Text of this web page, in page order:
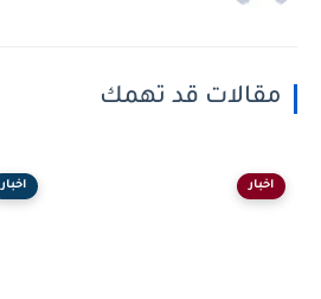
مقالات قد تهمك
اخبار اخبار